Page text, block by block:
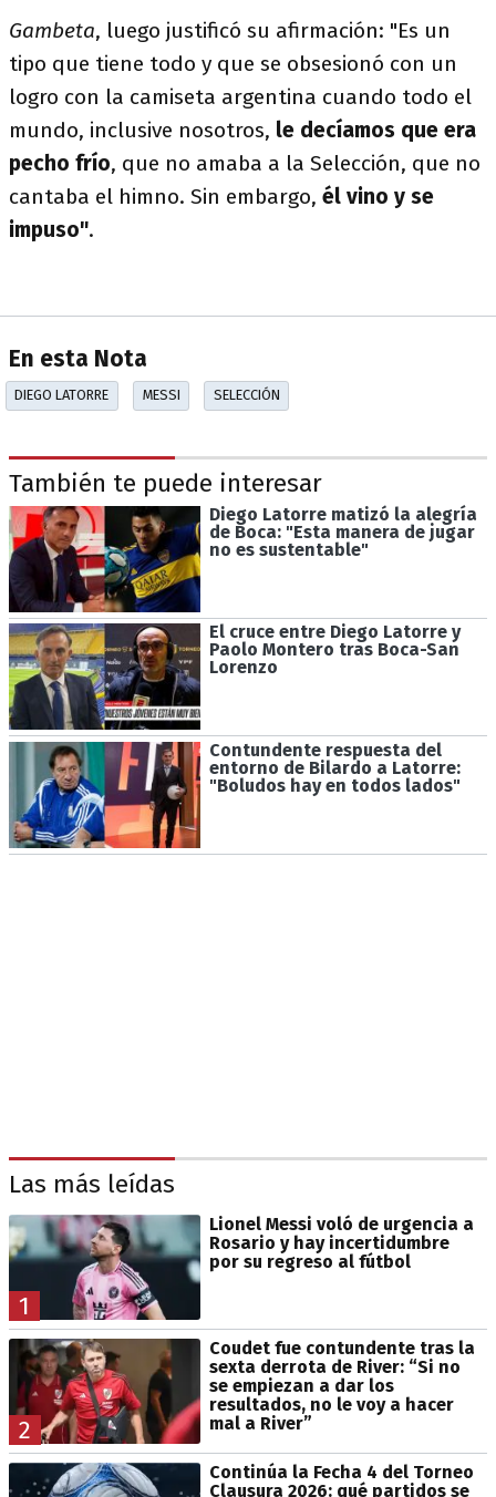
Gambeta, luego justificó su afirmación: "Es un
tipo que tiene todo y que se obsesionó con un
logro con la camiseta argentina cuando todo el
mundo, inclusive nosotros, le decíamos que era
pecho frío, que no amaba a la Selección, que no
cantaba el himno. Sin embargo, él vino y se
impuso".
En esta Nota
DIEGO LATORRE MESSI SELECCIÓN
También te puede interesar
Diego Latorre matizó la alegría
de Boca: "Esta manera de jugar
no es sustentable"
El cruce entre Diego Latorre y
Paolo Montero tras Boca-San
Lorenzo
Contundente respuesta del
entorno de Bilardo a Latorre:
"Boludos hay en todos lados"
Las más leídas
1
Lionel Messi voló de urgencia a
Rosario y hay incertidumbre
por su regreso al fútbol
2
Coudet fue contundente tras la
sexta derrota de River: “Si no
se empiezan a dar los
resultados, no le voy a hacer
mal a River”
Continúa la Fecha 4 del Torneo
Clausura 2026: qué partidos se